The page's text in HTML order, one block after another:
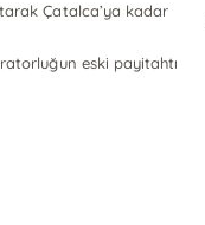
Çatalca’ya kadar
eski payitahtı